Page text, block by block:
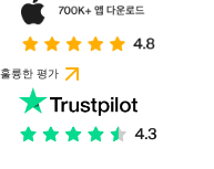
훌륭한 평가